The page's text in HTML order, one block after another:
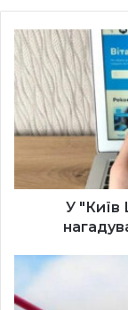
У
"Київ
Цифровий"
з'явилося
нове
нагадування
хвилину
мовчання
У "Київ
киянин